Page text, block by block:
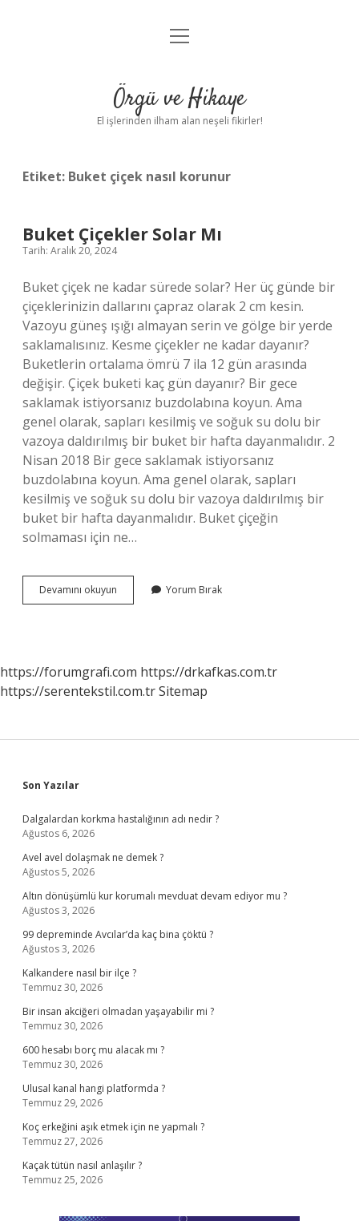
Anasayfa
Yasal Uyarı
menüyü
Örgü ve Hikaye
El işlerinden ilham alan neşeli fikirler!
Etiket: Buket çiçek nasıl korunur
Buket Çiçekler Solar Mı
Tarih: Aralık 20, 2024
Buket çiçek ne kadar sürede solar? Her üç günde bir
çiçeklerinizin dallarını çapraz olarak 2 cm kesin.
Vazoyu güneş ışığı almayan serin ve gölge bir yerde
saklamalısınız. Kesme çiçekler ne kadar dayanır?
Buketlerin ortalama ömrü 7 ila 12 gün arasında
değişir. Çiçek buketi kaç gün dayanır? Bir gece
saklamak istiyorsanız buzdolabına koyun. Ama
genel olarak, sapları kesilmiş ve soğuk su dolu bir
vazoya daldırılmış bir buket bir hafta dayanmalıdır. 2
Nisan 2018 Bir gece saklamak istiyorsanız
buzdolabına koyun. Ama genel olarak, sapları
kesilmiş ve soğuk su dolu bir vazoya daldırılmış bir
buket bir hafta dayanmalıdır. Buket çiçeğin
solmaması için ne…
Devamını okuyun
Çiçekler
Yorum Bırak
https://forumgrafi.com https://drkafkas.com.tr
https://serentekstil.com.trSitemap
Sidebar
Son Yazılar
Dalgalardan korkma hastalığının adı nedir ?
Ağustos 6, 2026
Avel avel dolaşmak ne demek ?
Ağustos 5, 2026
Altın dönüşümlü kur korumalı mevduat devam ediyor mu ?
Ağustos 3, 2026
99 depreminde Avcılar’da kaç bina çöktü ?
Ağustos 3, 2026
Kalkandere nasıl bir ilçe ?
Temmuz 30, 2026
Bir insan akciğeri olmadan yaşayabilir mi ?
Temmuz 30, 2026
600 hesabı borç mu alacak mı ?
Temmuz 30, 2026
Ulusal kanal hangi platformda ?
Temmuz 29, 2026
Koç erkeğini aşık etmek için ne yapmalı ?
Temmuz 27, 2026
Kaçak tütün nasıl anlaşılır ?
Temmuz 25, 2026